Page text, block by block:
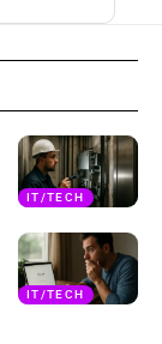
IT/TECH
IT/TECH